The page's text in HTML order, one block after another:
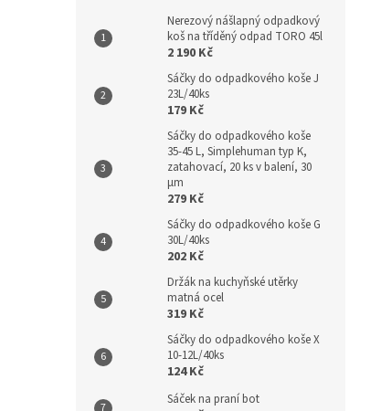
Nerezový nášlapný odpadkový
koš na tříděný odpad TORO 45l
2 190 Kč
Sáčky do odpadkového koše J
23L/40ks
179 Kč
Sáčky do odpadkového koše
35-45 L, Simplehuman typ K,
zatahovací, 20 ks v balení, 30
µm
279 Kč
Sáčky do odpadkového koše G
30L/40ks
202 Kč
Držák na kuchyňské utěrky
matná ocel
319 Kč
Sáčky do odpadkového koše X
10-12L/40ks
124 Kč
Sáček na praní bot